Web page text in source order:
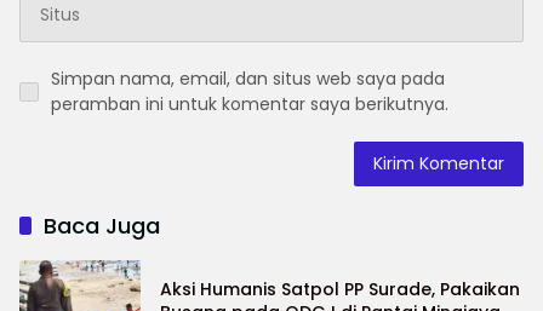
Simpan nama, email, dan situs web saya pada
peramban ini untuk komentar saya berikutnya.
Baca Juga
Aksi Humanis Satpol PP Surade, Pakaikan